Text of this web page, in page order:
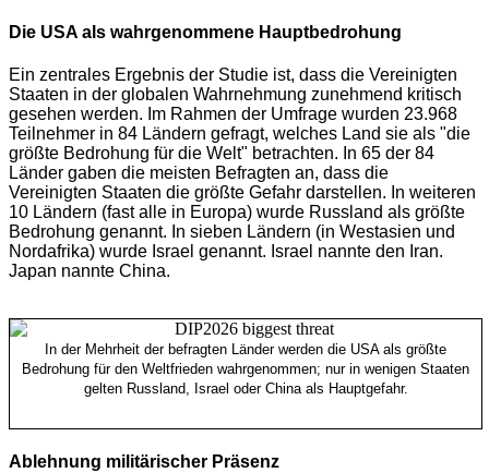
Die USA als wahrgenommene Hauptbedrohung
Ein zentrales Ergebnis der Studie ist, dass die Vereinigten
Staaten in der globalen Wahrnehmung zunehmend kritisch
gesehen werden. Im Rahmen der Umfrage wurden 23.968
Teilnehmer in 84 Ländern gefragt, welches Land sie als "die
größte Bedrohung für die Welt" betrachten. In 65 der 84
Länder gaben die meisten Befragten an, dass die
Vereinigten Staaten die größte Gefahr darstellen. In weiteren
10 Ländern (fast alle in Europa) wurde Russland als größte
Bedrohung genannt. In sieben Ländern (in Westasien und
Nordafrika) wurde Israel genannt. Israel nannte den Iran.
Japan nannte China.
In der Mehrheit der befragten Länder werden die USA als größte
Bedrohung für den Weltfrieden wahrgenommen; nur in wenigen Staaten
gelten Russland, Israel oder China als Hauptgefahr.
Ablehnung militärischer Präsenz